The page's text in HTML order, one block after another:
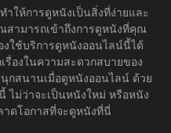
ให้การดูหนังเป็นสิ่งที่ง่ายและ
สามารถเข้าถึงการดูหนังที่คุณ
งใช้บริการดูหนังออนไลน์นี้ได้
รื่องในความสะดวกสบายของ
สนานเมื่อดูหนังออนไลน์ ด้วย
ไม่ว่าจะเป็นหนังใหม่ หรือหนัง
ดโอกาสที่จะดูหนังที่นี่